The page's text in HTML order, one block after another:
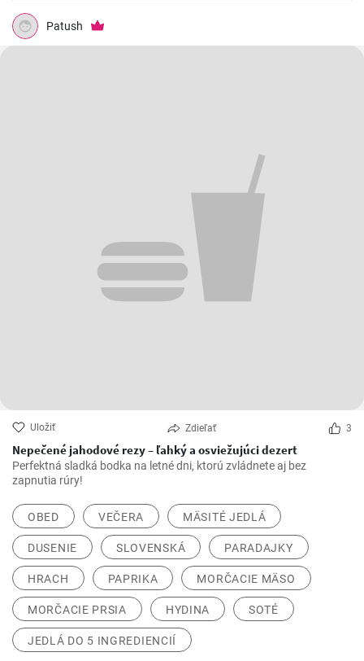
Patush
Uložiť Zdieľať 3
Nepečené jahodové rezy – ľahký a osviežujúci dezert
Perfektná sladká bodka na letné dni, ktorú zvládnete aj bez
zapnutia rúry!
OBED VEČERA MÄSITÉ JEDLÁ
DUSENIE SLOVENSKÁ PARADAJKY
HRACH PAPRIKA MORČACIE MÄSO
MORČACIE PRSIA HYDINA SOTÉ
JEDLÁ DO 5 INGREDIENCIÍ